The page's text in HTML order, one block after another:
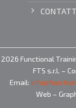
Functional
FTS s.r.l. –
Email:
Web –